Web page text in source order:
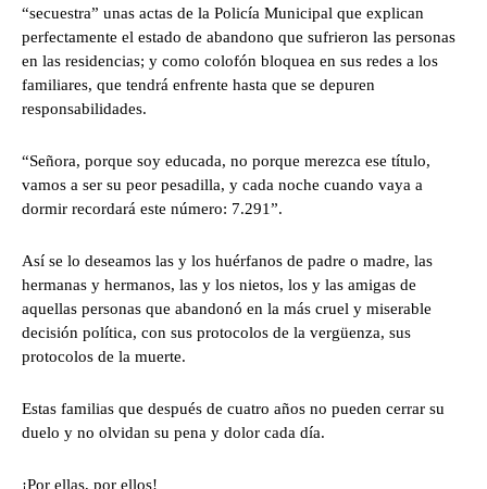
“secuestra” unas actas de la Policía Municipal que explican
perfectamente el estado de abandono que sufrieron las personas
en las residencias; y como colofón bloquea en sus redes a los
familiares, que tendrá enfrente hasta que se depuren
responsabilidades.
“Señora, porque soy educada, no porque merezca ese título,
vamos a ser su peor pesadilla, y cada noche cuando vaya a
dormir recordará este número: 7.291”.
Así se lo deseamos las y los huérfanos de padre o madre, las
hermanas y hermanos, las y los nietos, los y las amigas de
aquellas personas que abandonó en la más cruel y miserable
decisión política, con sus protocolos de la vergüenza, sus
protocolos de la muerte.
Estas familias que después de cuatro años no pueden cerrar su
duelo y no olvidan su pena y dolor cada día.
¡Por ellas, por ellos!